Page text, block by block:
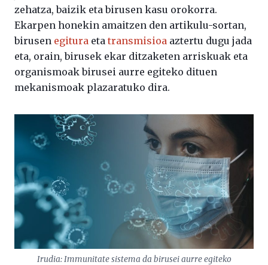
zehatza, baizik eta birusen kasu orokorra.
Ekarpen honekin amaitzen den artikulu-sortan,
birusen egitura eta transmisioa aztertu dugu jada
eta, orain, birusek ekar ditzaketen arriskuak eta
organismoak birusei aurre egiteko dituen
mekanismoak plazaratuko dira.
Irudia: Immunitate sistema da birusei aurre egiteko